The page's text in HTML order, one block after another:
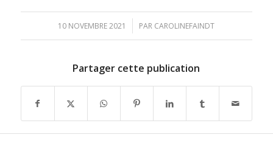
10 NOVEMBRE 2021
/ PAR CAROLINEFAINDT
Partager cette publication